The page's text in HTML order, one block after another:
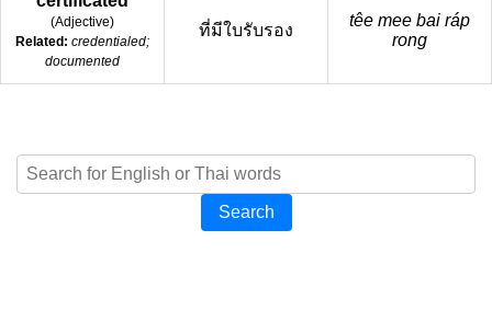
(Adjective)
Related: credentialed;
documented
ที่มีใบรับรอง
têe mee bai ráp
rong
Search